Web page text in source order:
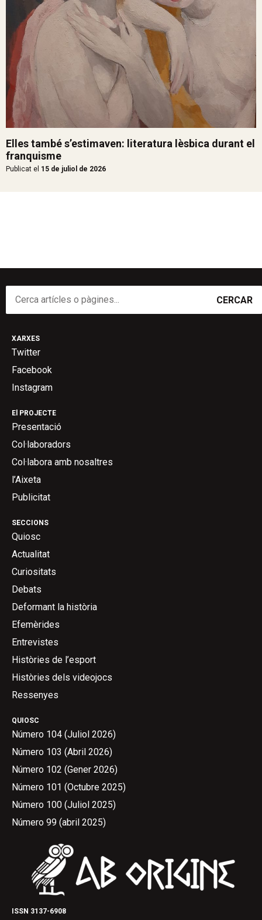
Elles també s’estimaven: literatura lèsbica durant el
franquisme
Publicat el 15 de juliol de 2026
CERCAR
ISSN 3137-6908
QUIOSC
Número 104 (Juliol 2026)
Número 103 (Abril 2026)
Número 102 (Gener 2026)
Número 101 (Octubre 2025)
Número 100 (Juliol 2025)
Número 99 (abril 2025)
SECCIONS
Quiosc
Actualitat
Curiositats
Debats
Deformant la història
Efemèrides
Entrevistes
Històries de l’esport
Històries dels videojocs
Ressenyes
El PROJECTE
Presentació
Col·laboradors
Col·labora amb nosaltres
l’Aixeta
Publicitat
XARXES
Twitter
Facebook
Instagram